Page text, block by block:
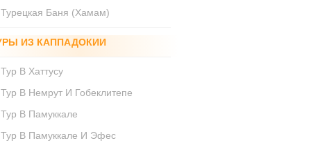
Турецкая Баня (Хамам)
ИЗ КАППАДОКИИ
Тур В Хаттусу
Тур В Немрут И Гобеклитепе
Тур В Памуккале
Тур В Памуккале И Эфес